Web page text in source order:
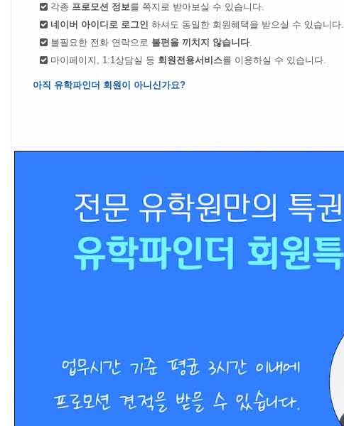
각종 프로모션 정보를 쪽지로 받아보실 수 있습니다.
네이버 아이디로 로그인 하셔도 동일한 회원혜택을 받으실 수 있습니다.
불필요한 전화 연락으로 불편을 끼치지 않습니다.
마이페이지, 1:1상담실 등 회원전용서비스를 이용하실 수 있습니다.
아직 유학파인더 회원이 아니신가요?